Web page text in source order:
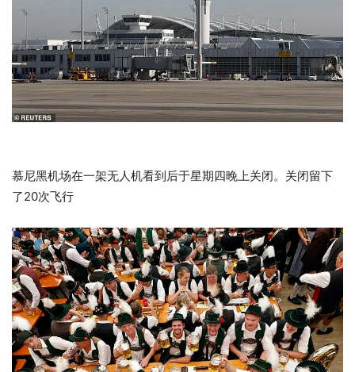
慕尼黑机场在一架无人机看到后于星期四晚上关闭。关闭留下
了20次飞行